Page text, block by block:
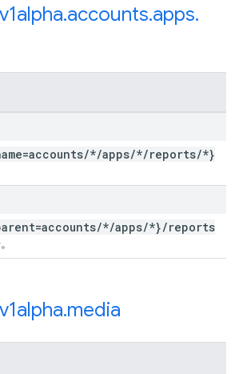
v1alpha.accounts.apps.
/*/apps/*/reports/*}
/*/apps/*}/reports
v1alpha.media